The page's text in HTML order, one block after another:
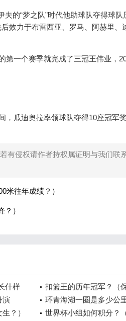
的“梦之队”时代他助球队夺得球
效力于布雷西亚、罗马、阿赫里、
一个赛季就完成了三冠王伟业，
，瓜迪奥拉率领球队夺得10座冠军
有侵权请作者持权属证明与我们联
米往年成绩？）
）
什样
扣篮王的历年冠军？（
演
环青海湖一圈是多少公
？）
世界杯小组如何积分？